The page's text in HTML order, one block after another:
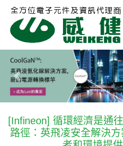
Previous
[Infineon] 循環經濟是通
路徑：英飛凌安全解決